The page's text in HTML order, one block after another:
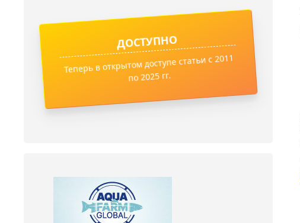
ДОСТУПНО
Теперь в открытом доступе статьи с 2011
по 2025 гг.